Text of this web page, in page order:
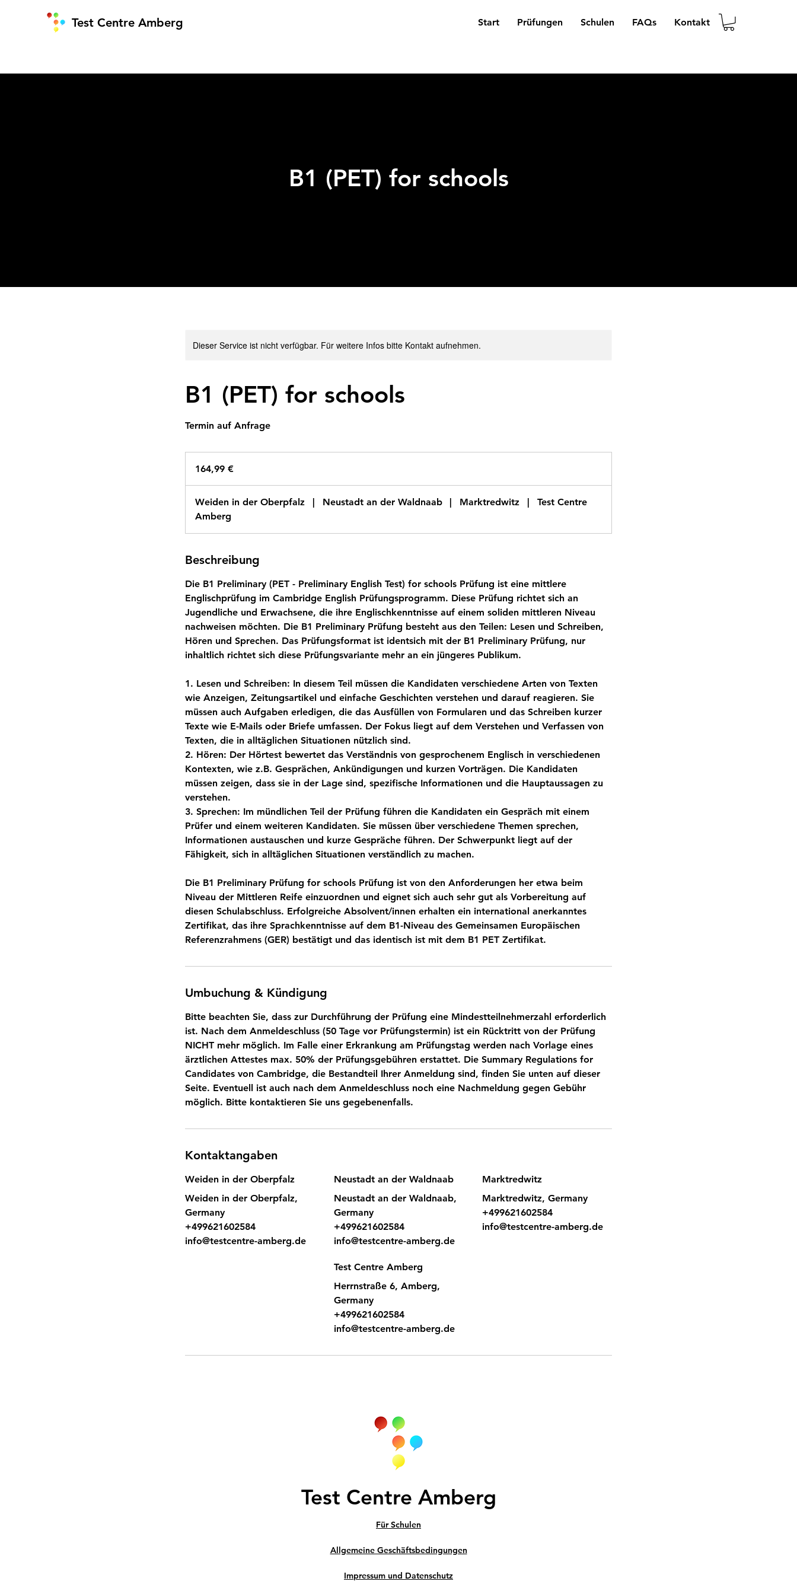
Test Centre Amberg Start Prüfungen Schulen FAQs Kontakt
B1 (PET) for schools
Dieser Service ist nicht verfügbar. Für weitere Infos bitte Kontakt aufnehmen.
B1 (PET) for schools
Termin auf Anfrage
164,99 €
Weiden in der Oberpfalz | Neustadt an der Waldnaab | Marktredwitz |
Test Centre
Amberg
Beschreibung
Die B1 Preliminary (PET - Preliminary English Test) for schools Prüfung ist eine mittlere
Englischprüfung im Cambridge English Prüfungsprogramm. Diese Prüfung richtet sich an
Jugendliche und Erwachsene, die ihre Englischkenntnisse auf einem soliden mittleren Niveau
nachweisen möchten. Die B1 Preliminary Prüfung besteht aus den Teilen: Lesen und Schreiben,
Hören und Sprechen. Das Prüfungsformat ist identsich mit der B1 Preliminary Prüfung, nur
inhaltlich richtet sich diese Prüfungsvariante mehr an ein jüngeres Publikum.
1. Lesen und Schreiben: In diesem Teil müssen die Kandidaten verschiedene Arten von Texten
wie Anzeigen, Zeitungsartikel und einfache Geschichten verstehen und darauf reagieren. Sie
müssen auch Aufgaben erledigen, die das Ausfüllen von Formularen und das Schreiben kurzer
Texte wie E-Mails oder Briefe umfassen. Der Fokus liegt auf dem Verstehen und Verfassen von
Texten, die in alltäglichen Situationen nützlich sind.
2. Hören: Der Hörtest bewertet das Verständnis von gesprochenem Englisch in verschiedenen
Kontexten, wie z.B. Gesprächen, Ankündigungen und kurzen Vorträgen. Die Kandidaten
müssen zeigen, dass sie in der Lage sind, spezifische Informationen und die Hauptaussagen zu
verstehen.
3. Sprechen: Im mündlichen Teil der Prüfung führen die Kandidaten ein Gespräch mit einem
Prüfer und einem weiteren Kandidaten. Sie müssen über verschiedene Themen sprechen,
Informationen austauschen und kurze Gespräche führen. Der Schwerpunkt liegt auf der
Fähigkeit, sich in alltäglichen Situationen verständlich zu machen.
Die B1 Preliminary Prüfung for schools Prüfung ist von den Anforderungen her etwa beim
Niveau der Mittleren Reife einzuordnen und eignet sich auch sehr gut als Vorbereitung auf
diesen Schulabschluss. Erfolgreiche Absolvent/innen erhalten ein international anerkanntes
Zertifikat, das ihre Sprachkenntnisse auf dem B1-Niveau des Gemeinsamen Europäischen
Referenzrahmens (GER) bestätigt und das identisch ist mit dem B1 PET Zertifikat.
Umbuchung & Kündigung
Bitte beachten Sie, dass zur Durchführung der Prüfung eine Mindestteilnehmerzahl erforderlich
ist. Nach dem Anmeldeschluss (50 Tage vor Prüfungstermin) ist ein Rücktritt von der Prüfung
NICHT mehr möglich. Im Falle einer Erkrankung am Prüfungstag werden nach Vorlage eines
ärztlichen Attestes max. 50% der Prüfungsgebühren erstattet. Die Summary Regulations for
Candidates von Cambridge, die Bestandteil Ihrer Anmeldung sind, finden Sie unten auf dieser
Seite. Eventuell ist auch nach dem Anmeldeschluss noch eine Nachmeldung gegen Gebühr
möglich. Bitte kontaktieren Sie uns gegebenenfalls.
Kontaktangaben
Weiden in der Oberpfalz
Weiden in der Oberpfalz,
Germany
+499621602584
info@testcentre-amberg.de
Neustadt an der Waldnaab
Neustadt an der Waldnaab,
Germany
+499621602584
info@testcentre-amberg.de
Marktredwitz
Marktredwitz, Germany
+499621602584
info@testcentre-amberg.de
Test Centre Amberg
Herrnstraße 6, Amberg,
Germany
+499621602584
info@testcentre-amberg.de
Test Centre Amberg
Für Schulen
Allgemeine Geschäftsbedingungen
Impressum und Datenschutz